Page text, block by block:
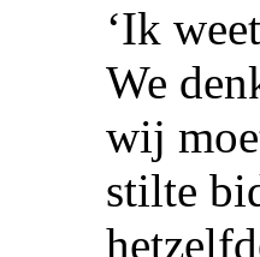
‘Ik
We
wij
stilte